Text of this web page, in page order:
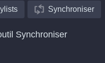
Synchroniser
Synchroniser